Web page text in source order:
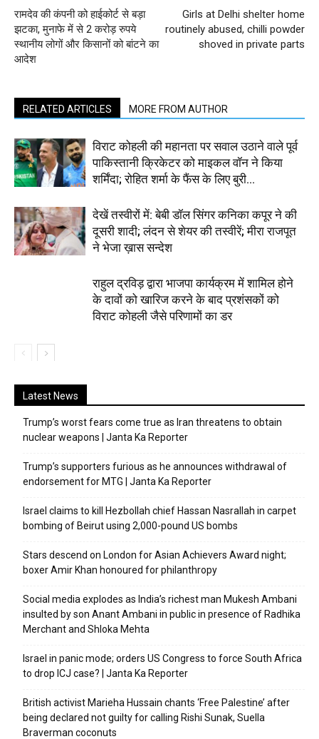
रामदेव की कंपनी को हाईकोर्ट से बड़ा
झटका, मुनाफे में से 2 करोड़ रुपये
स्थानीय लोगों और किसानों को बांटने का
आदेश
Girls at Delhi shelter home
routinely abused, chilli powder
shoved in private parts
RELATED ARTICLES MORE FROM AUTHOR
विराट कोहली की महानता पर सवाल उठाने वाले पूर्व
पाकिस्तानी क्रिकेटर को माइकल वॉन ने किया
शर्मिंदा; रोहित शर्मा के फैंस के लिए बुरी...
देखें तस्वीरों में: बेबी डॉल सिंगर कनिका कपूर ने की
दूसरी शादी; लंदन से शेयर की तस्वीरें; मीरा राजपूत
ने भेजा ख़ास सन्देश
राहुल द्रविड़ द्वारा भाजपा कार्यक्रम में शामिल होने
के दावों को खारिज करने के बाद प्रशंसकों को
विराट कोहली जैसे परिणामों का डर
Latest News
Trump’s worst fears come true as Iran threatens to obtain
nuclear weapons | Janta Ka Reporter
Trump’s supporters furious as he announces withdrawal of
endorsement for MTG | Janta Ka Reporter
Israel claims to kill Hezbollah chief Hassan Nasrallah in carpet
bombing of Beirut using 2,000-pound US bombs
Stars descend on London for Asian Achievers Award night;
boxer Amir Khan honoured for philanthropy
Social media explodes as India’s richest man Mukesh Ambani
insulted by son Anant Ambani in public in presence of Radhika
Merchant and Shloka Mehta
Israel in panic mode; orders US Congress to force South Africa
to drop ICJ case? | Janta Ka Reporter
British activist Marieha Hussain chants ‘Free Palestine’ after
being declared not guilty for calling Rishi Sunak, Suella
Braverman coconuts